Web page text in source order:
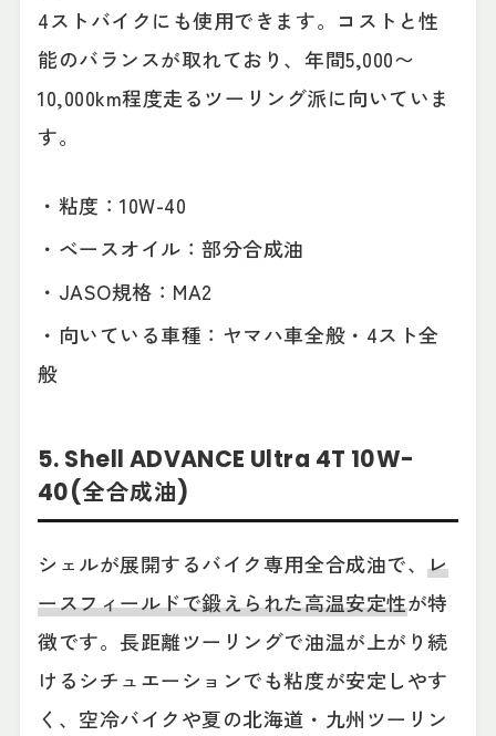
4ストバイクにも使用できます。コストと性
能のバランスが取れており、年間5,000〜
10,000km程度走るツーリング派に向いていま
す。
・粘度：10W-40
・ベースオイル：部分合成油
・JASO規格：MA2
・向いている車種：ヤマハ車全般・4スト全
般
5. Shell ADVANCE Ultra 4T 10W-
40(全合成油)
シェルが展開するバイク専用全合成油で、レ
ースフィールドで鍛えられた高温安定性が特
徴です。長距離ツーリングで油温が上がり続
けるシチュエーションでも粘度が安定しやす
く、空冷バイクや夏の北海道・九州ツーリン